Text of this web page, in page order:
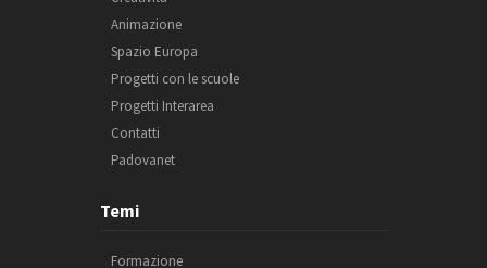
Animazione
Spazio Europa
Progetti con le scuole
Progetti Interarea
Contatti
Padovanet
Temi
Formazione